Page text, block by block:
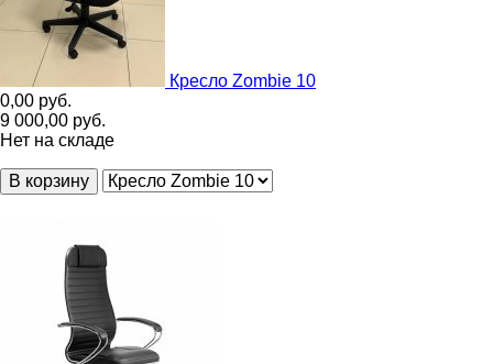
Кресло Zombie 10
0,00 руб.
9 000,00 руб.
Нет на складе
В корзину